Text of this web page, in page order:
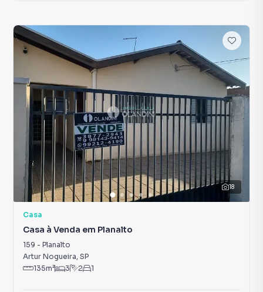
18
Casa
Casa à Venda em Planalto
159 - Planalto
Artur Nogueira, SP
135m² 3 2 1